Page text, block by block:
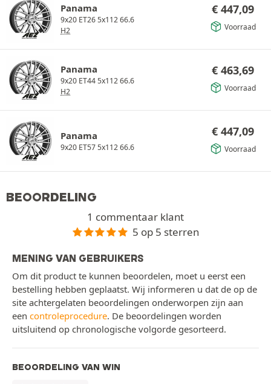
Panama
9x20 ET26 5x112 66.6
H2
€ 447,09
Voorraad
Panama
9x20 ET44 5x112 66.6
H2
€ 463,69
Voorraad
Panama
9x20 ET57 5x112 66.6
€ 447,09
Voorraad
BEOORDELING
1 commentaar klant
5 op 5 sterren
MENING VAN GEBRUIKERS
Om dit product te kunnen beoordelen, moet u eerst een
bestelling hebben geplaatst. Wij informeren u dat de op de
site achtergelaten beoordelingen onderworpen zijn aan
een controleprocedure. De beoordelingen worden
uitsluitend op chronologische volgorde gesorteerd.
BEOORDELING VAN WIN